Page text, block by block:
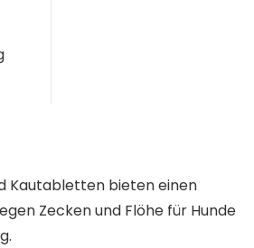
Kautabletten bieten einen
Zecken und Flöhe für Hunde